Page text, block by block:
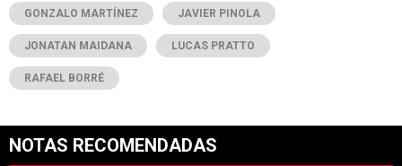
GONZALO MARTÍNEZ JAVIER PINOLA
JONATAN MAIDANA LUCAS PRATTO
RAFAEL BORRÉ
NOTAS RECOMENDADAS